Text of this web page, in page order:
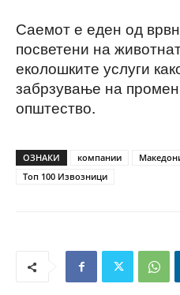
Саемот е еден од
посветени на
еколошките услуги
забрзување на
општество.
ОЗНАКИ компании
Топ 100 Извозници